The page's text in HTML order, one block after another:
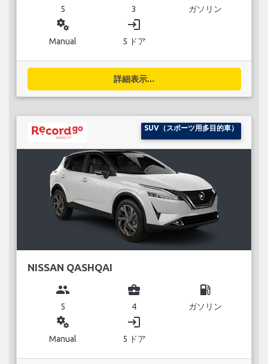
5 3 ガソリン
miscellaneous_services
Manual
login
5 ドア
詳細表示...
SUV（スポーツ用多目的車）
NISSAN QASHQAI
group
5
business_center
4
local_gas_station
ガソリン
miscellaneous_services
Manual
login
5 ドア